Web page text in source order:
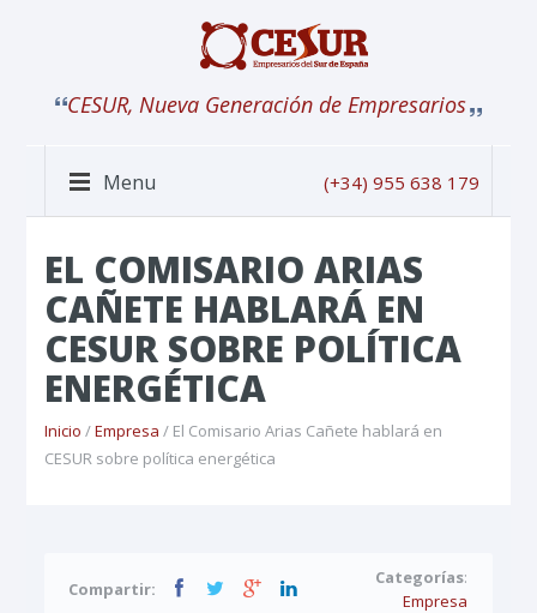
CESUR, Nueva Generación de Empresarios
Menu (+34) 955 638 179
EL COMISARIO ARIAS
CAÑETE HABLARÁ EN
CESUR SOBRE POLÍTICA
ENERGÉTICA
Inicio /Empresa / El Comisario Arias Cañete hablará en
CESUR sobre política energética
Compartir:
Categorías:
Empresa